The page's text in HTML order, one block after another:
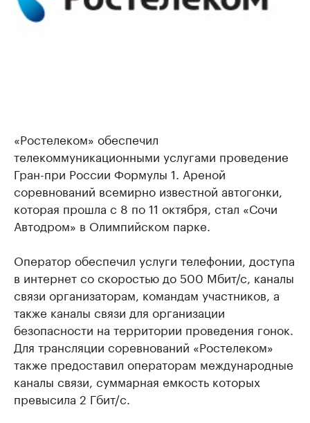
«Ростелеком» обеспечил
телекоммуникационными услугами проведение
Гран-при России Формулы 1. Ареной
соревнований всемирно известной автогонки,
которая прошла с 8 по 11 октября, стал «Сочи
Автодром» в Олимпийском парке.
Оператор обеспечил услуги телефонии, доступа
в интернет со скоростью до 500 Мбит/с, каналы
связи организаторам, командам участников, а
также каналы связи для организации
безопасности на территории проведения гонок.
Для трансляции соревнований «Ростелеком»
также предоставил операторам международные
каналы связи, суммарная емкость которых
превысила 2 Гбит/c.